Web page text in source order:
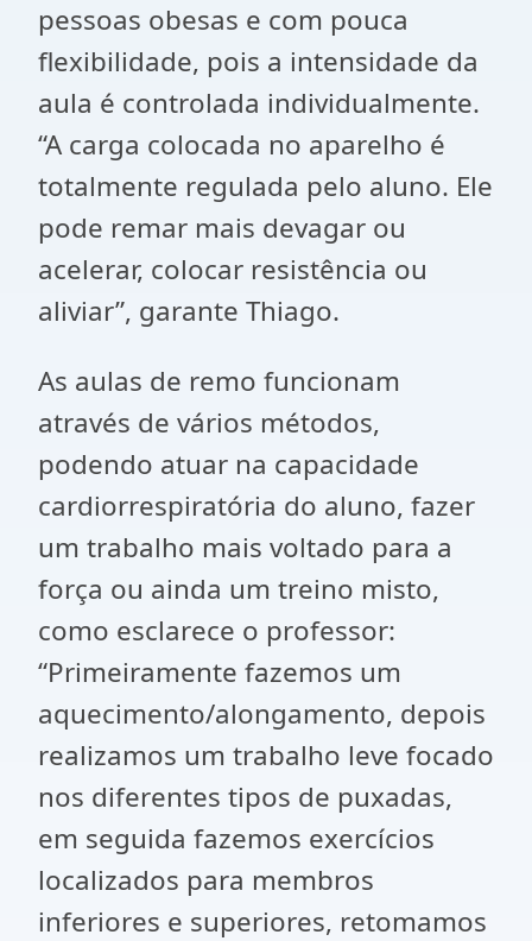
pessoas obesas e com pouca
flexibilidade, pois a intensidade da
aula é controlada individualmente.
“A carga colocada no aparelho é
totalmente regulada pelo aluno. Ele
pode remar mais devagar ou
acelerar, colocar resistência ou
aliviar”, garante Thiago.
As aulas de remo funcionam
através de vários métodos,
podendo atuar na capacidade
cardiorrespiratória do aluno, fazer
um trabalho mais voltado para a
força ou ainda um treino misto,
como esclarece o professor:
“Primeiramente fazemos um
aquecimento/alongamento, depois
realizamos um trabalho leve focado
nos diferentes tipos de puxadas,
em seguida fazemos exercícios
localizados para membros
inferiores e superiores, retomamos